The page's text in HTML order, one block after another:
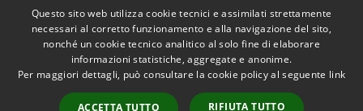
Obiettivi accessibilità
Prevenzione della
corruzione - Segnalazione
di illeciti(Whistleblowing)
Statistiche Web
Questo sito web utilizza cookie tecnici e assimilati strettamente
necessari al corretto funzionamento e alla navigazione del sito,
nonché un cookie tecnico analitico al solo fine di elaborare
informazioni statistiche, aggregate e anonime.
Per maggiori dettagli, può consultare la cookie policy al seguente link
ACCETTA TUTTO RIFIUTA TUTTO